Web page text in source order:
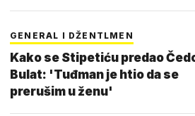
GENERAL I DŽENTLMEN
Kako se Stipetiću predao
Bulat: 'Tuđman je htio da se
prerušim u ženu'